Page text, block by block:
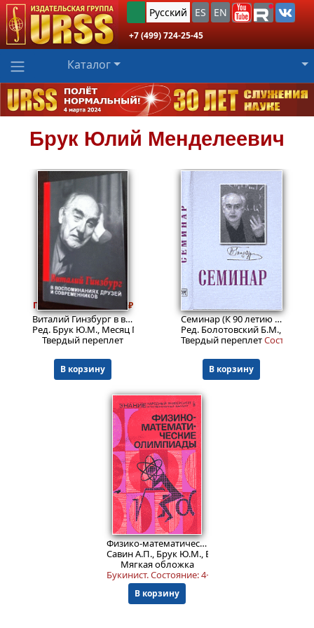
Русский ES EN
+7 (499) 724-25-45
Каталог
Брук Юлий Менделеевич
Пред.заказ! 1999 ₽
Виталий Гинзбург в воспоминаниях друзей и современников
Ред. Брук Ю.М., Месяц Г.А.
Твердый переплет
В корзину
999₽
Семинар (К 90 летию В.Л. Гинзбурга): Статьи и выступления
Ред. Болотовский Б.М., Брук
Твердый переплетСостояние:
В корзину
499₽
Физико-математические олимпиады
Савин А.П., Брук Ю.М., Волошин М.Б.,
Мягкая обложка
Букинист.Состояние: 4+
В корзину